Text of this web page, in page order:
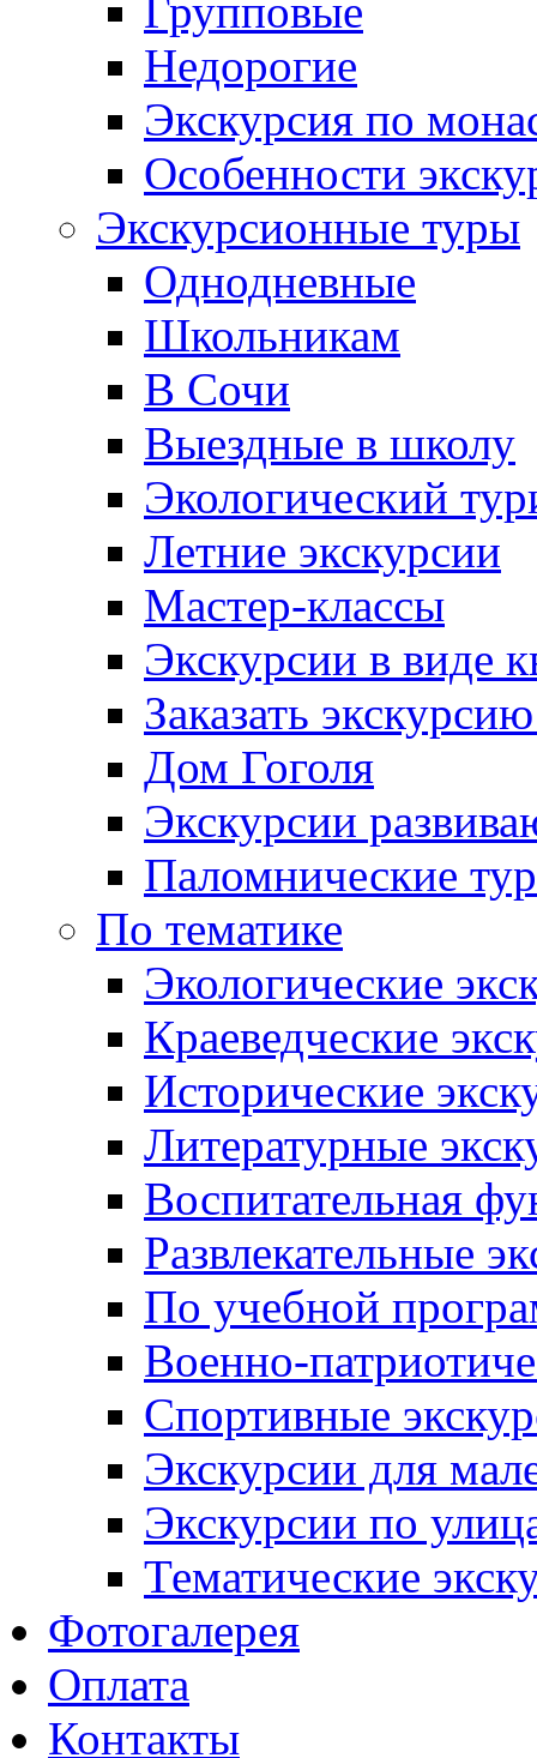
Групповые
Недорогие
Экскурсия по
Особенности
Экскурсионные туры
Однодневные
Школьникам
В Сочи
Выездные в школу
Экологический
Летние экскурсии
Мастер-классы
Экскурсии в виде
Заказать
Дом Гоголя
Экскурсии
Паломнические
По тематике
Экологические
Краеведческие
Исторические
Литературные
Воспитательная
Развлекательные
По учебной
Военно-
Спортивные
Экскурсии для
Экскурсии по
Тематические
Фотогалерея
Оплата
Контакты